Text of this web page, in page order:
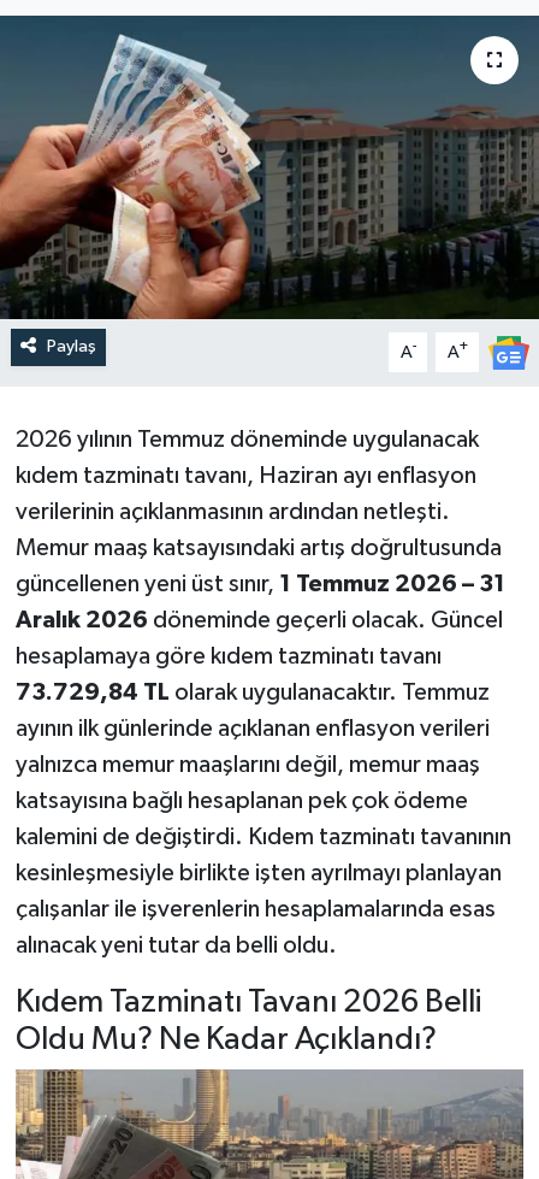
Paylaş A- A+
2026 yılının Temmuz döneminde uygulanacak
kıdem tazminatı tavanı, Haziran ayı enflasyon
verilerinin açıklanmasının ardından netleşti.
Memur maaş katsayısındaki artış doğrultusunda
güncellenen yeni üst sınır, 1 Temmuz 2026 – 31
Aralık 2026 döneminde geçerli olacak. Güncel
hesaplamaya göre kıdem tazminatı tavanı
73.729,84 TL olarak uygulanacaktır. Temmuz
ayının ilk günlerinde açıklanan enflasyon verileri
yalnızca memur maaşlarını değil, memur maaş
katsayısına bağlı hesaplanan pek çok ödeme
kalemini de değiştirdi. Kıdem tazminatı tavanının
kesinleşmesiyle birlikte işten ayrılmayı planlayan
çalışanlar ile işverenlerin hesaplamalarında esas
alınacak yeni tutar da belli oldu.
Kıdem Tazminatı Tavanı 2026 Belli
Oldu Mu? Ne Kadar Açıklandı?